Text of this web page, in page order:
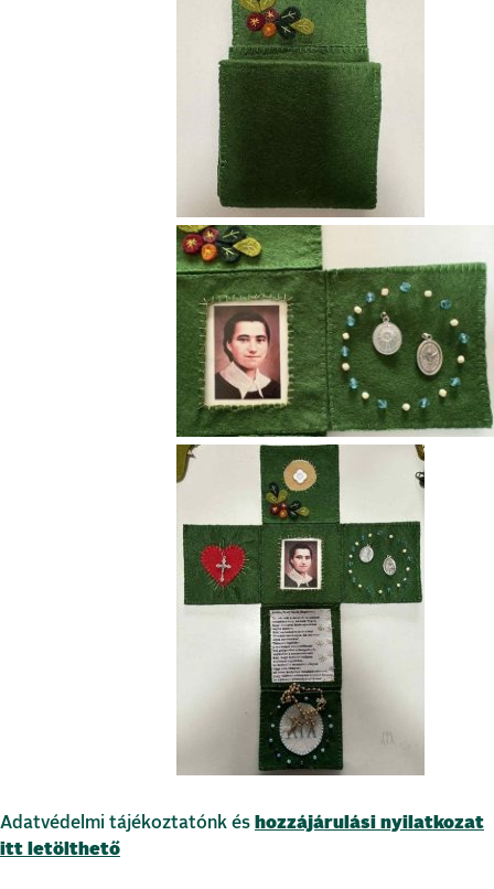
Adatvédelmi tájékoztatónk és hozzájárulási nyilatkozat
itt letölthető